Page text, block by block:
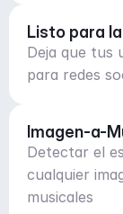
Listo para
Deja que tus
para redes
Imagen-a-
Detectar el
cualquier
musicales